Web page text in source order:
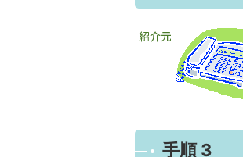
手順 3